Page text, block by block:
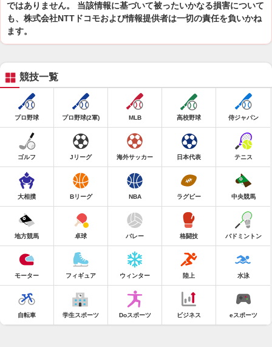
ではありません。 当該情報に基づいて被ったいかなる損害について
も、株式会社NTTドコモおよび情報提供者は一切の責任を負いかね
ます。
競技一覧
プロ野球 プロ野球(2軍) MLB 高校野球 侍ジャパン
ゴルフ Jリーグ 海外サッカー 日本代表 テニス
大相撲 Bリーグ NBA ラグビー 中央競馬
地方競馬 卓球 バレー 格闘技 バドミントン
モーター フィギュア ウィンター 陸上 水泳
自転車 学生スポーツ Doスポーツ ビジネス eスポーツ